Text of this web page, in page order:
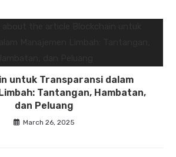
untuk Transparansi dalam
Tantangan, Hambatan,
dan Peluang
March 26, 2025